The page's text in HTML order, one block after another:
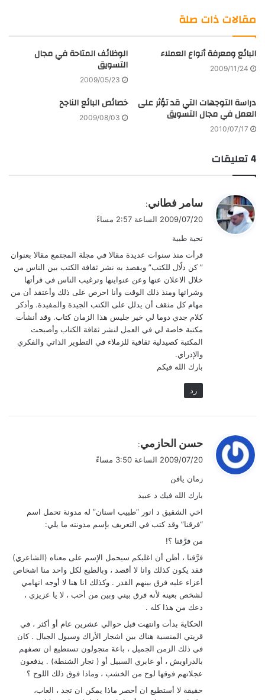
مقالات ذات صلة
البائع ومعرفة أنواع العملاء
2009/11/24
الوظائف المتاحة في مجال
التسويق
2009/05/23
دراسة التوجهات التي قد تؤثر على
العمل في مجال التسويق
2010/07/17
خصائص البائع الناجح
2009/08/03
‫4 تعليقات
ي
ق
ل
سامر فطاني:
2009/07/20 الساعة 2:57 مساءً
تحية طبية
قرأت منذ سنوات عديدة مقالا في مجلة المجتمع مقالا بعنوان
” كن دلّال للكتب” ويقصد به نشر ثقافة الكتب بين الناس من
خلال الاعلان عنها وعن عنواينها وترغيب الناس في قرأتها
وشرائها ومنذ ذلك الوقت وأنا احرص على ذلك وأعتقد أن من
مهام كل مثقف أن يدلل على الكتب الجيدة والمفيدة. وأذكر
كلام جدي دوما لي خير جليس هذا الزمان كتاب. وقد أنشأت
مكتبة خاصة لي في العمل لنشر ثقافة الكتاب وأصبحت
المكتبة كصيدلية ثقافية للزملاء في التطوير الذاتي والفكري
والإدراي.
بارك الله فيكم
رد
ي
ق
ل
حسن الحازمي:
2009/07/20 الساعة 3:50 مساءً
زمان يافن
بارك الله فيك د عبيد
اخي الشقيق د انور “طبيب اسنان” له مدونة تحمل اسم
“فرقنا” وقد كتب في التعريف بإسم مدونته ما يلي:
من فرَّقنا ؟!
فرَّقنا ، أظن أن اغلبكم سيحمل الإسم على معناه (الشاعري)
فقد يكون كذلك وانا لا أقصد ، وبالطبع لكل واحد منا اشخاص
أعزاء عليه فرق بينهم القدر . وكذلك انا هنا لا أوجه اتهامي
لشخص بعينه لأنه فرق بيني وبين من أحب ، لا يا عزيزي ،
دعك من هذا كله .
الحكاية بدأت وانتهت قبل حوالي عشرين عام أو أكثر ، في
قريتي المنسية هناك بين اشجار الأراك وسيول الجبال . كان
في ذلك الزمن الجميل ، باعة متجولون تستطيع ان تصفهم
بالدراويش ، أو عابري السبيل أو ( تجار الشنطة) . يدفعون
عجلاتهم فوقها لوح من الخشب ، وماذا فوق ذلك اللوح ؟
حقيقة لا أستطيع ان أحصر ماذا يمكن ان تجد ، العاب،